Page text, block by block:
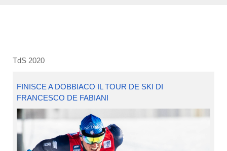
TdS 2020
FINISCE A DOBBIACO IL TOUR DE SKI DI
FRANCESCO DE FABIANI